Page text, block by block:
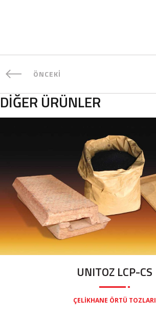
ÖNCEKİ
DIĞER ÜRÜNLER
UNITOZ LCP-CS
ÇELIKHANE ÖRTÜ TOZLARI